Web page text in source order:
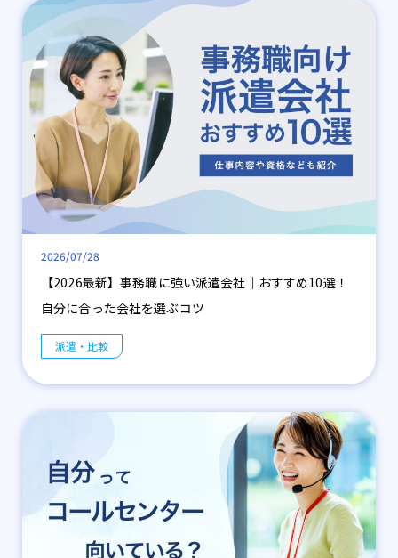
2026/07/28
【2026最新】事務職に強い派遣会社｜おすすめ10選！
自分に合った会社を選ぶコツ
派遣・比較